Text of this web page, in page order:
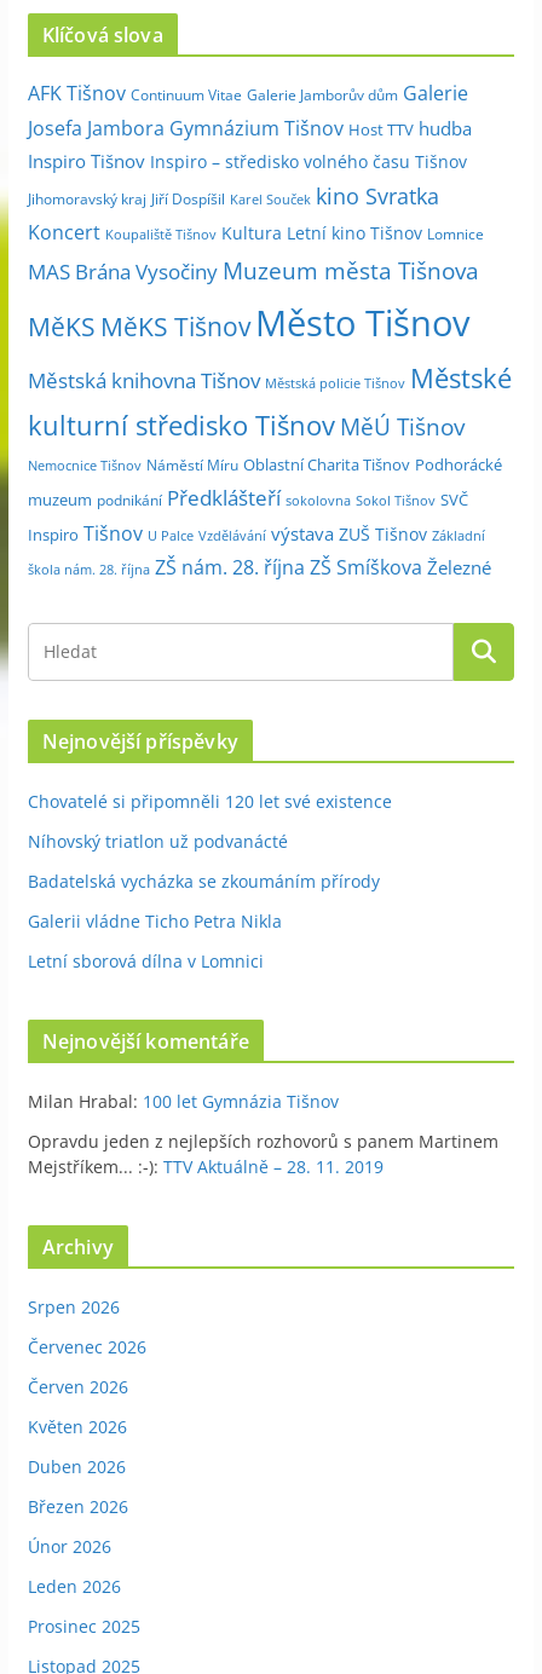
c
v
d
l
e
m
s
í
e
Klíčová slova
AFK Tišnov Continuum Vitae Galerie Jamborův dům Galerie
Josefa Jambora Gymnázium Tišnov Host TTV hudba
Inspiro Tišnov Inspiro – středisko volného času Tišnov
Jihomoravský kraj Jiří Dospíšil Karel Souček kino Svratka
Koncert Koupaliště Tišnov Kultura Letní kino Tišnov Lomnice
MAS Brána Vysočiny Muzeum města Tišnova
MěKS MěKS Tišnov Město Tišnov
Městská knihovna Tišnov Městská policie Tišnov Městské
kulturní středisko Tišnov MěÚ Tišnov
Nemocnice Tišnov Náměstí Míru Oblastní Charita Tišnov Podhorácké
muzeum podnikání Předklášteří sokolovna Sokol Tišnov SVČ
Inspiro Tišnov U Palce Vzdělávání výstava ZUŠ Tišnov Základní
škola nám. 28. října ZŠ nám. 28. října ZŠ Smíškova Železné
Nejnovější příspěvky
Chovatelé si připomněli 120 let své existence
Níhovský triatlon už podvanácté
Badatelská vycházka se zkoumáním přírody
Galerii vládne Ticho Petra Nikla
Letní sborová dílna v Lomnici
Nejnovější komentáře
Milan Hrabal: 100 let Gymnázia Tišnov
Opravdu jeden z nejlepších rozhovorů s panem Martinem
Mejstříkem... :-): TTV Aktuálně – 28. 11. 2019
Archivy
Srpen 2026
Červenec 2026
Červen 2026
Květen 2026
Duben 2026
Březen 2026
Únor 2026
Leden 2026
Prosinec 2025
Listopad 2025